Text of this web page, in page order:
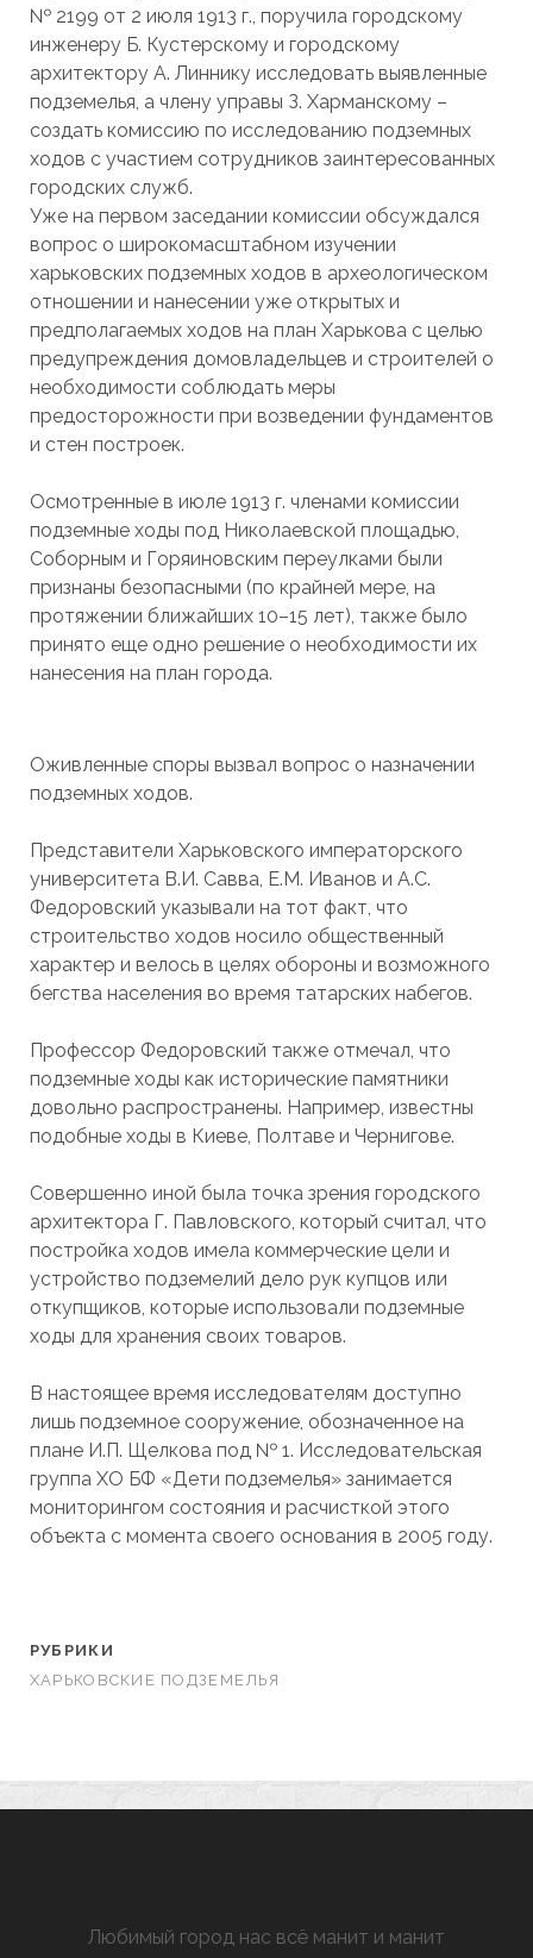
№ 2199 от 2 июля 1913 г., поручила городскому
инженеру Б. Кустерскому и городскому
архитектору А. Линнику исследовать выявленные
подземелья, а члену управы З. Харманскому –
создать комиссию по исследованию подземных
ходов с участием сотрудников заинтересованных
городских служб.
Уже на первом заседании комиссии обсуждался
вопрос о широкомасштабном изучении
харьковских подземных ходов в археологическом
отношении и нанесении уже открытых и
предполагаемых ходов на план Харькова с целью
предупреждения домовладельцев и строителей о
необходимости соблюдать меры
предосторожности при возведении фундаментов
и стен построек.
Осмотренные в июле 1913 г. членами комиссии
подземные ходы под Николаевской площадью,
Соборным и Горяиновским переулками были
признаны безопасными (по крайней мере, на
протяжении ближайших 10–15 лет), также было
принято еще одно решение о необходимости их
нанесения на план города.
Оживленные споры вызвал вопрос о назначении
подземных ходов.
Представители Харьковского императорского
университета В.И. Савва, Е.М. Иванов и А.С.
Федоровский указывали на тот факт, что
строительство ходов носило общественный
характер и велось в целях обороны и возможного
бегства населения во время татарских набегов.
Профессор Федоровский также отмечал, что
подземные ходы как исторические памятники
довольно распространены. Например, известны
подобные ходы в Киеве, Полтаве и Чернигове.
Совершенно иной была точка зрения городского
архитектора Г. Павловского, который считал, что
постройка ходов имела коммерческие цели и
устройство подземелий дело рук купцов или
откупщиков, которые использовали подземные
ходы для хранения своих товаров.
В настоящее время исследователям доступно
лишь подземное сооружение, обозначенное на
плане И.П. Щелкова под № 1. Исследовательская
группа ХО БФ «Дети подземелья» занимается
мониторингом состояния и расчисткой этого
объекта с момента своего основания в 2005 году.
РУБРИКИ
ХАРЬКОВСКИЕ ПОДЗЕМЕЛЬЯ
Любимый город нас всё манит и манит